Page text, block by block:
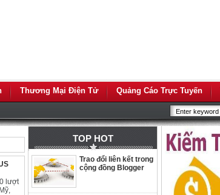
Thương Mại Điện Tử Quảng Cáo Trực Tuyến
lượt
TOP HOT
Trao đổi liên kết trong
cộng đồng Blogger